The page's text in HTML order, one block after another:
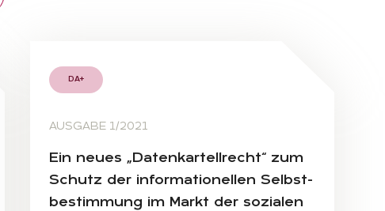
DA+
AUSGABE 1/2021
Ein neu­es „Da­ten­kar­tell­recht“ zum
Schutz der in­for­ma­tio­nel­len Selbst­
be­stim­mung im Markt der so­zia­len